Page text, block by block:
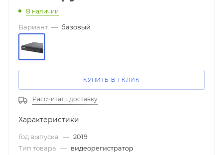
В наличии
Вариант — базовый
КУПИТЬ В 1 КЛИК
Рассчитать доставку
Характеристики
Год выпуска — 2019
Тип товара — видеорегистратор